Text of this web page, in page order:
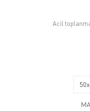
Acil